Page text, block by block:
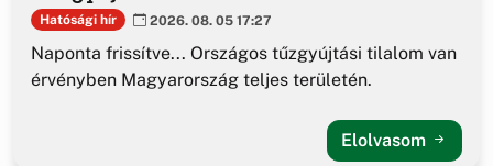
Hatósági hír 2026. 08. 05 17:27
Naponta frissítve... Országos tűzgyújtási tilalom van
érvényben Magyarország teljes területén.
Elolvasom